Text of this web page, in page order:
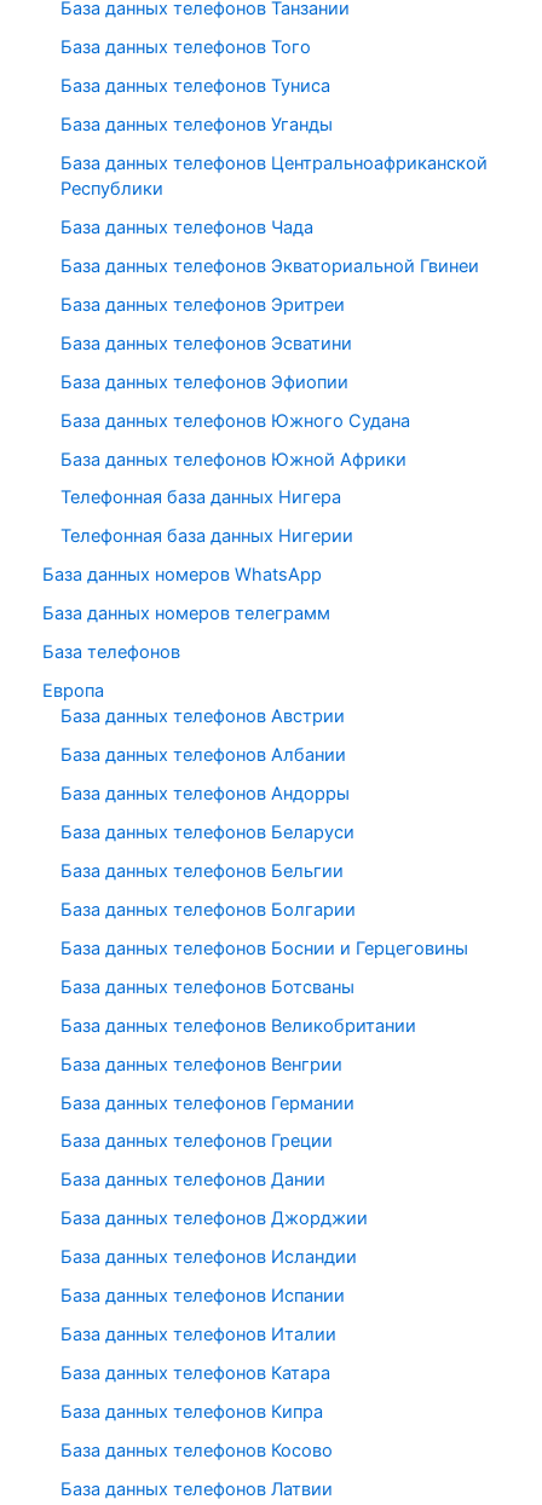
База данных телефонов Танзании
База данных телефонов Того
База данных телефонов Туниса
База данных телефонов Уганды
База данных телефонов Центральноафриканской
Республики
База данных телефонов Чада
База данных телефонов Экваториальной Гвинеи
База данных телефонов Эритреи
База данных телефонов Эсватини
База данных телефонов Эфиопии
База данных телефонов Южного Судана
База данных телефонов Южной Африки
Телефонная база данных Нигера
Телефонная база данных Нигерии
База данных номеров WhatsApp
База данных номеров телеграмм
База телефонов
Европа
База данных телефонов Австрии
База данных телефонов Албании
База данных телефонов Андорры
База данных телефонов Беларуси
База данных телефонов Бельгии
База данных телефонов Болгарии
База данных телефонов Боснии и Герцеговины
База данных телефонов Ботсваны
База данных телефонов Великобритании
База данных телефонов Венгрии
База данных телефонов Германии
База данных телефонов Греции
База данных телефонов Дании
База данных телефонов Джорджии
База данных телефонов Исландии
База данных телефонов Испании
База данных телефонов Италии
База данных телефонов Катара
База данных телефонов Кипра
База данных телефонов Косово
База данных телефонов Латвии